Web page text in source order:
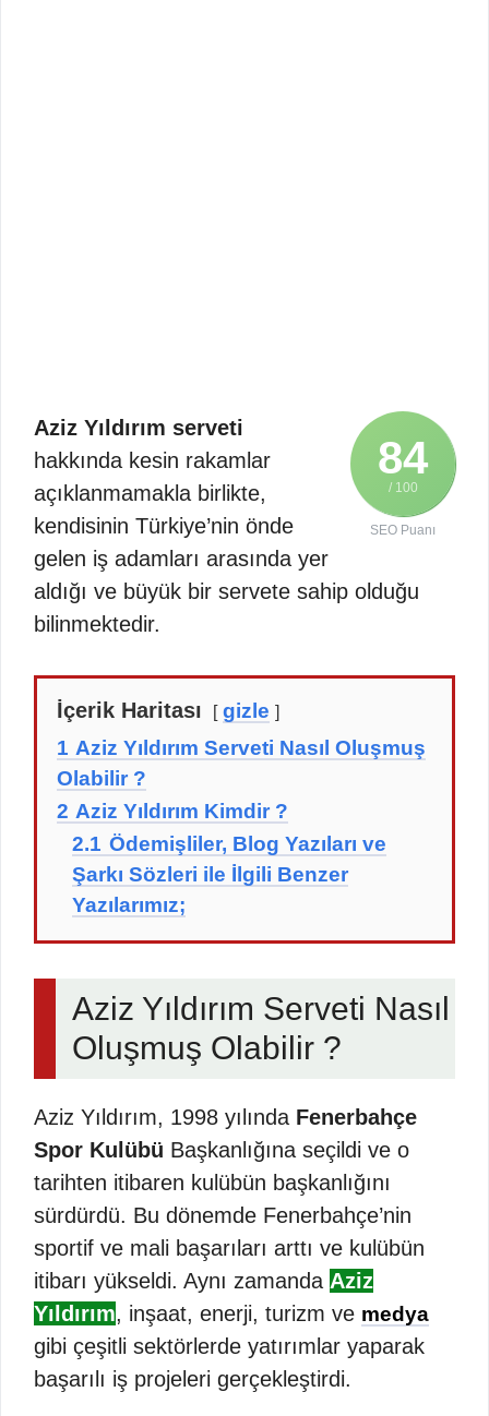
84
/ 100
SEO Puanı
Aziz Yıldırım serveti
hakkında kesin rakamlar
açıklanmamakla birlikte,
kendisinin Türkiye’nin önde
gelen iş adamları arasında yer
aldığı ve büyük bir servete sahip olduğu
bilinmektedir.
İçerik Haritası
gizle
1 Aziz Yıldırım Serveti Nasıl Oluşmuş
Olabilir ?
2 Aziz Yıldırım Kimdir ?
2.1 Ödemişliler, Blog Yazıları ve
Şarkı Sözleri ile İlgili Benzer
Yazılarımız;
Aziz Yıldırım Serveti Nasıl
Oluşmuş Olabilir ?
Aziz Yıldırım, 1998 yılında Fenerbahçe
Spor Kulübü Başkanlığına seçildi ve o
tarihten itibaren kulübün başkanlığını
sürdürdü. Bu dönemde Fenerbahçe’nin
sportif ve mali başarıları arttı ve kulübün
itibarı yükseldi. Aynı zamanda Aziz
Yıldırım, inşaat, enerji, turizm ve medya
gibi çeşitli sektörlerde yatırımlar yaparak
başarılı iş projeleri gerçekleştirdi.